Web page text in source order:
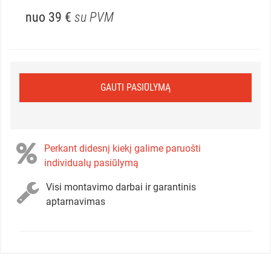
nuo 39 € su PVM
GAUTI PASIŪLYMĄ
Perkant didesnį kiekį galime paruošti
individualų pasiūlymą
Visi montavimo darbai ir garantinis
aptarnavimas